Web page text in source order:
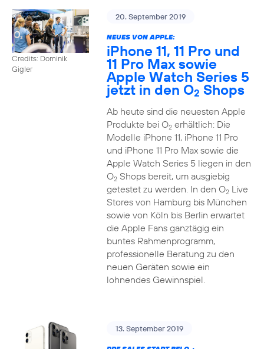
Credits: Dominik
Gigler
20. September 2019
NEUES VON APPLE:
iPhone 11, 11 Pro und
11 Pro Max sowie
Apple Watch Series 5
jetzt in den O2 Shops
Ab heute sind die neuesten Apple
Produkte bei O2erhältlich: Die
Modelle iPhone 11, iPhone 11 Pro
und iPhone 11 Pro Max sowie die
Apple Watch Series 5 liegen in den
O2Shops bereit, um ausgiebig
getestet zu werden. In den O2Live
Stores von Hamburg bis München
sowie von Köln bis Berlin erwartet
die Apple Fans ganztägig ein
buntes Rahmenprogramm,
professionelle Beratung zu den
neuen Geräten sowie ein
lohnendes Gewinnspiel.
13. September 2019